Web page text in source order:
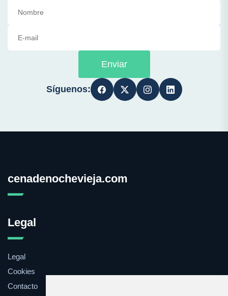
Enviar
Síguenos:
cenadenochevieja.com
Legal
Legal
Cookies
Contacto